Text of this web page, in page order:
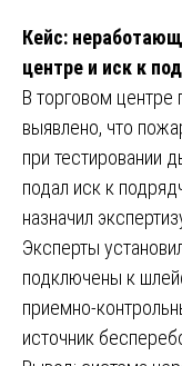
Кейс:
центре и иск к
В торговом
выявлено, что
при тестировании
подал иск к
назначил
Эксперты
подключены к
приемно-
источник